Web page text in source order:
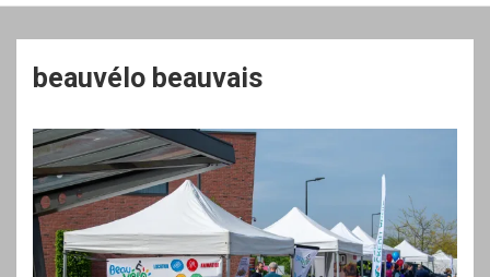
beauvélo beauvais